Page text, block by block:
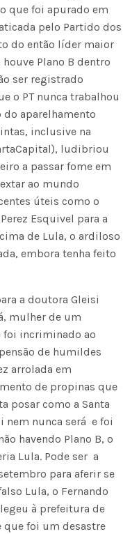
que foi apurado em
pelo Partido dos
do então líder maior
Plano B dentro
ser registrado
o PT nunca trabalhou
do aparelhamento
inclusive na
ludibriou
a passar fome em
ao mundo
úteis como o
Esquivel para a
de Lula, o ardiloso
embora tenha feito
a doutora Gleisi
mulher de um
incriminado ao
de humildes
arrolada em
de propinas que
posar como a Santa
nunca será  e foi
havendo Plano B, o
Lula. Pode ser  a
para aferir se
Lula, o Fernando
à prefeitura de
que foi um desastre